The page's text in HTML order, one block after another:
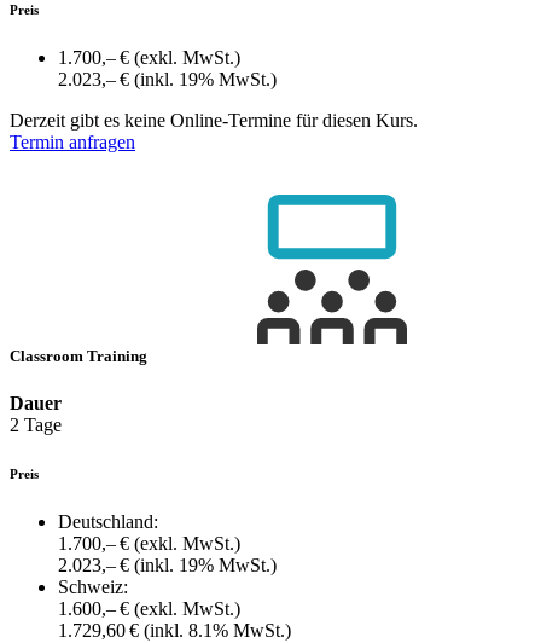
Preis
1.700,– € (exkl. MwSt.)
2.023,– € (inkl. 19% MwSt.)
Derzeit gibt es keine Online-Termine für diesen Kurs.
Termin anfragen
Classroom Training
Dauer
2 Tage
Preis
Deutschland:
1.700,– € (exkl. MwSt.)
2.023,– € (inkl. 19% MwSt.)
Schweiz:
1.600,– € (exkl. MwSt.)
1.729,60 € (inkl. 8.1% MwSt.)